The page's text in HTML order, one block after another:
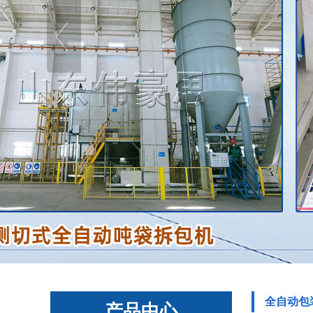
全自动包